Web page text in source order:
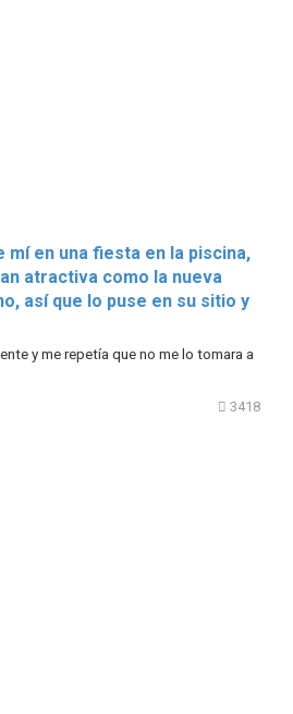
mí en una fiesta en la piscina,
atractiva como la nueva
así que lo puse en su sitio y
y me repetía que no me lo tomara a
3418